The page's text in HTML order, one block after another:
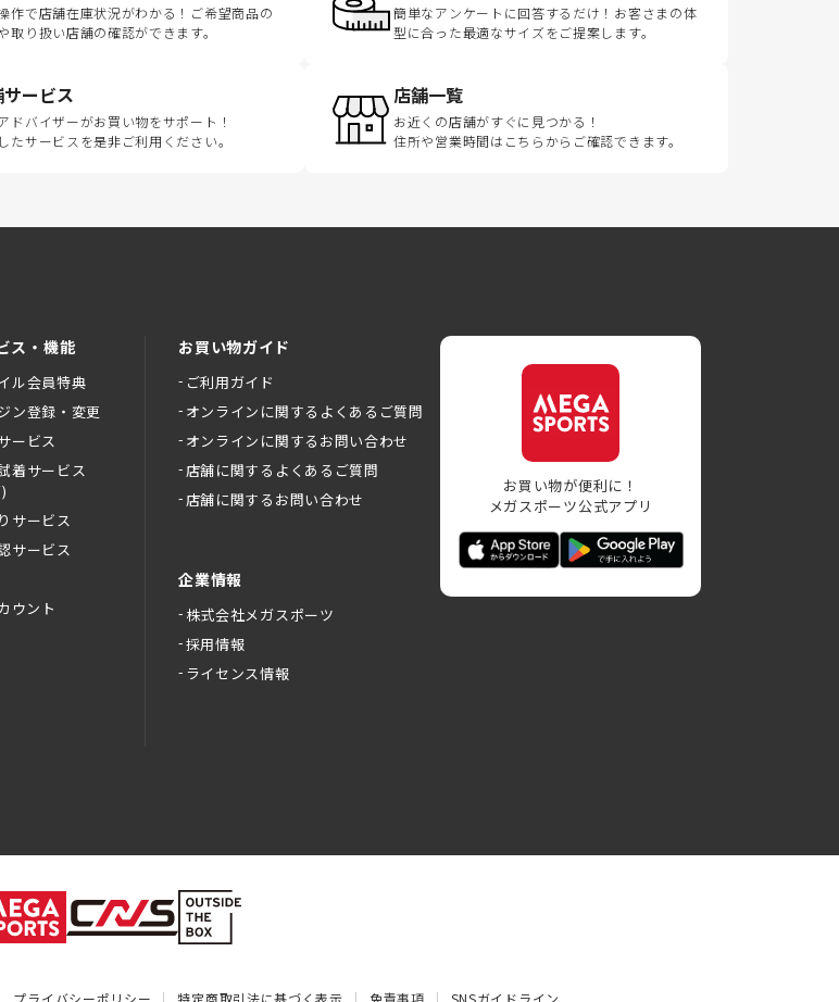
作で店舗在庫状況がわかる！ご希望商品の
取り扱い店舗の確認ができます。
簡単なアンケートに回答するだけ！お客さまの体
型に合った最適なサイズをご提案します。
ービス
ドバイザーがお買い物をサポート！
たサービスを是非ご利用ください。
店舗一覧
お近くの店舗がすぐに見つかる！
住所や営業時間はこちらからご確認できます。
ス・機能
ル会員特典
ン登録・変更
ービス
着サービス
サービス
サービス
ウント
お買い物ガイド
ご利用ガイド
オンラインに関するよくあるご質問
オンラインに関するお問い合わせ
店舗に関するよくあるご質問
店舗に関するお問い合わせ
企業情報
株式会社メガスポーツ
採用情報
ライセンス情報
お買い物が便利に！
メガスポーツ公式アプリ
プライバシーポリシー 特定商取引法に基づく表示 免責事項 SNSガイドライン